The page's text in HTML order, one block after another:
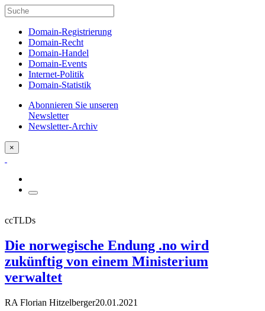
Domain-Registrierung
Domain-Recht
Domain-Handel
Domain-Events
Internet-Politik
Domain-Statistik
Abonnieren Sie unseren
Newsletter
Newsletter-Archiv
×
ccTLDs
Die norwegische Endung .no wird
zukünftig von einem Ministerium
verwaltet
RA Florian Hitzelberger20.01.2021